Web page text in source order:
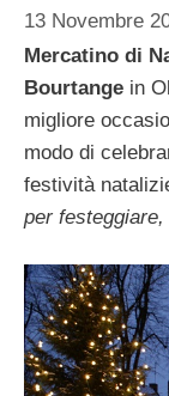
13 Novembre
Mercatino di
Bourtange in
migliore
modo di
festività
per